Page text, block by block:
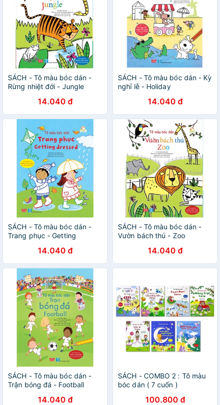
SÁCH - Tô màu bóc dán -
Rừng nhiệt đới - Jungle
14.040 đ
SÁCH - Tô màu bóc dán - Kỳ
nghỉ lễ - Holiday
14.040 đ
SÁCH - Tô màu bóc dán -
Trang phục - Getting
14.040 đ
SÁCH - Tô màu bóc dán -
Vườn bách thú - Zoo
14.040 đ
SÁCH - Tô màu bóc dán -
Trận bóng đá - Football
14.040 đ
SÁCH - COMBO 2 : Tô màu
bóc dán ( 7 cuốn )
100.800 đ